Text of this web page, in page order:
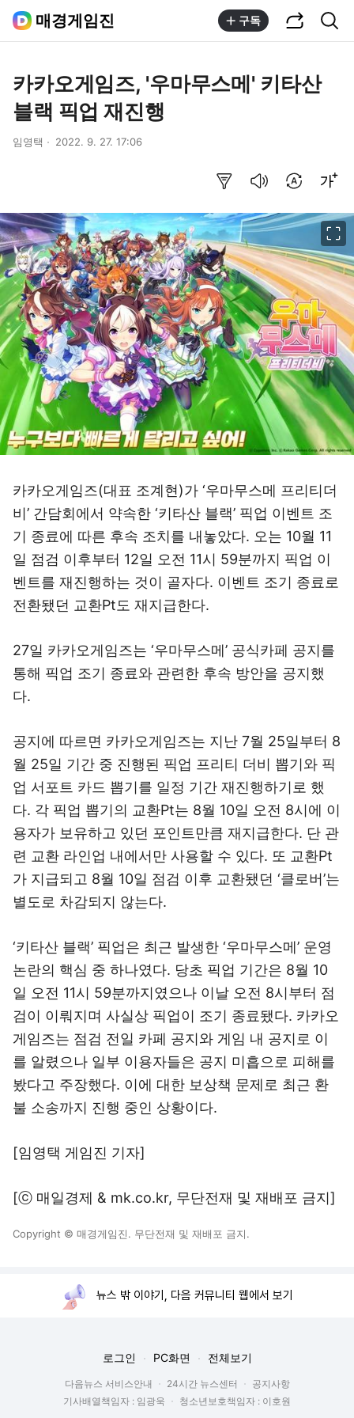
매경게임진 구독
카카오게임즈, '우마무스메' 키타산
블랙 픽업 재진행
임영택 2022. 9. 27. 17:06
카카오게임즈(대표 조계현)가 ‘우마무스메 프리티더
비’ 간담회에서 약속한 ‘키타산 블랙’ 픽업 이벤트 조
기 종료에 따른 후속 조치를 내놓았다. 오는 10월 11
일 점검 이후부터 12일 오전 11시 59분까지 픽업 이
벤트를 재진행하는 것이 골자다. 이벤트 조기 종료로
전환됐던 교환Pt도 재지급한다.
27일 카카오게임즈는 ‘우마무스메’ 공식카페 공지를
통해 픽업 조기 종료와 관련한 후속 방안을 공지했
다.
공지에 따르면 카카오게임즈는 지난 7월 25일부터 8
월 25일 기간 중 진행된 픽업 프리티 더비 뽑기와 픽
업 서포트 카드 뽑기를 일정 기간 재진행하기로 했
다. 각 픽업 뽑기의 교환Pt는 8월 10일 오전 8시에 이
용자가 보유하고 있던 포인트만큼 재지급한다. 단 관
련 교환 라인업 내에서만 사용할 수 있다. 또 교환Pt
가 지급되고 8월 10일 점검 이후 교환됐던 ‘클로버’는
별도로 차감되지 않는다.
‘키타산 블랙’ 픽업은 최근 발생한 ‘우마무스메’ 운영
논란의 핵심 중 하나였다. 당초 픽업 기간은 8월 10
일 오전 11시 59분까지였으나 이날 오전 8시부터 점
검이 이뤄지며 사실상 픽업이 조기 종료됐다. 카카오
게임즈는 점검 전일 카페 공지와 게임 내 공지로 이
를 알렸으나 일부 이용자들은 공지 미흡으로 피해를
봤다고 주장했다. 이에 대한 보상책 문제로 최근 환
불 소송까지 진행 중인 상황이다.
[임영택 게임진 기자]
[ⓒ 매일경제 & mk.co.kr, 무단전재 및 재배포 금지]
Copyright © 매경게임진. 무단전재 및 재배포 금지.
뉴스 밖 이야기, 다음 커뮤니티 웹에서 보기
로그인 PC화면 전체보기
다음뉴스 서비스안내 24시간 뉴스센터
공지사항
기사배열책임자 : 임광욱
청소년보호책임자 : 이호원